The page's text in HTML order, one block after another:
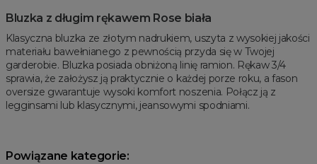
Bluzka z długim rękawem Rose biała
Klasyczna bluzka ze złotym nadrukiem, uszyta z wysokiej jakości
materiału bawełnianego z pewnością przyda się w Twojej
garderobie. Bluzka posiada obniżoną linię ramion. Rękaw 3/4
sprawia, że założysz ją praktycznie o każdej porze roku, a fason
oversize gwarantuje wysoki komfort noszenia. Połącz ją z
legginsami lub klasycznymi, jeansowymi spodniami.
Powiązane kategorie: